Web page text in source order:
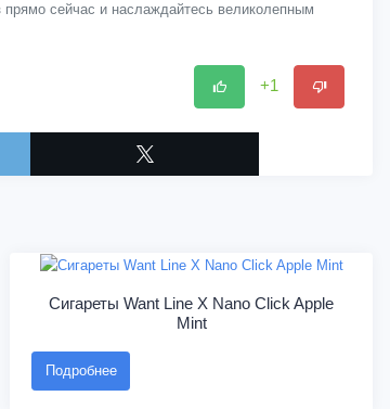
сейчас и наслаждайтесь великолепным
+1
Сигареты Want Line X Nano Click Apple
Mint
Подробнее